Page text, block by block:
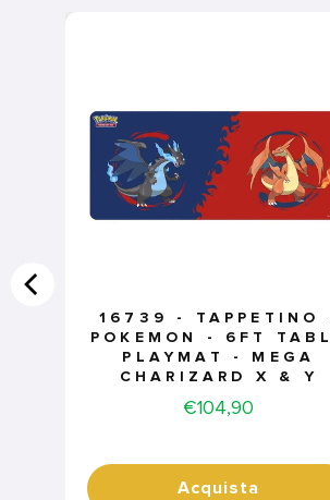
16739 - TAPPETINO
POKEMON - 6FT
PLAYMAT - MEGA
CHARIZARD X & Y
Price
€104,90
Acquista